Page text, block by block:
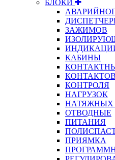
БЛОКИ
ЗАЖИМОВ
КАБИНЫ
КОНТАКТОВ
КОНТРОЛЯ
НАГРУЗОК
НАТЯЖНЫХ
ОТВОДНЫЕ
ПИТАНИЯ
ПРИЯМКА